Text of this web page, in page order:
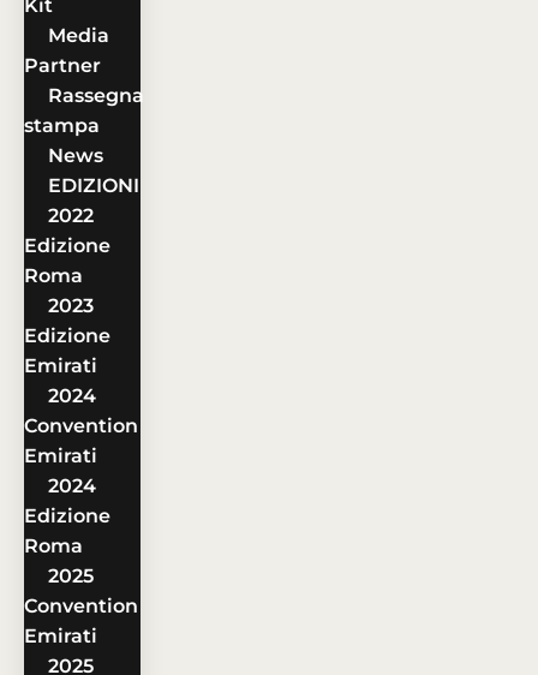
Kit
Media
Partner
Rassegna
stampa
News
EDIZIONI
2022
Edizione
Roma
2023
Edizione
Emirati
2024
Convention
Emirati
2024
Edizione
Roma
2025
Convention
Emirati
2025